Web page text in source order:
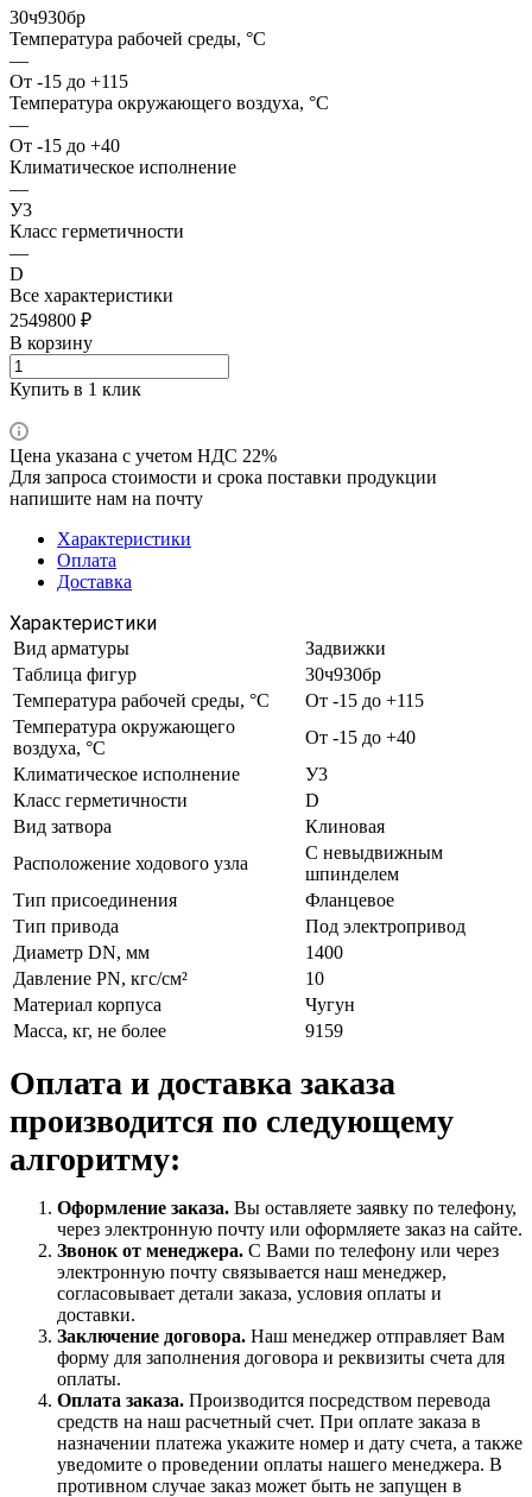
30ч930бр
Температура рабочей среды, °С
—
От -15 до +115
Температура окружающего воздуха, °С
—
От -15 до +40
Климатическое исполнение
—
У3
Класс герметичности
—
D
Все характеристики
2549800 ₽
В корзину
Купить в 1 клик
Цена указана с учетом НДС 22%
Для запроса стоимости и срока поставки продукции
напишите нам на почту
Характеристики
Оплата
Доставка
Характеристики
Вид арматуры
Задвижки
Таблица фигур
30ч930бр
Температура рабочей среды, °С
От -15 до +115
Температура окружающего
воздуха, °С
От -15 до +40
Климатическое исполнение
У3
Класс герметичности
D
Вид затвора
Клиновая
Расположение ходового узла
С невыдвижным
шпинделем
Тип присоединения
Фланцевое
Тип привода
Под электропривод
Диаметр DN, мм
1400
Давление PN, кгс/см²
10
Материал корпуса
Чугун
Масса, кг, не более
9159
Оплата и доставка заказа
производится по следующему
алгоритму:
Оформление заказа. Вы оставляете заявку по телефону,
через электронную почту или оформляете заказ на сайте.
Звонок от менеджера. С Вами по телефону или через
электронную почту связывается наш менеджер,
согласовывает детали заказа, условия оплаты и
доставки.
Заключение договора. Наш менеджер отправляет Вам
форму для заполнения договора и реквизиты счета для
оплаты.
Оплата заказа. Производится посредством перевода
средств на наш расчетный счет. При оплате заказа в
назначении платежа укажите номер и дату счета, а также
уведомите о проведении оплаты нашего менеджера. В
противном случае заказ может быть не запущен в